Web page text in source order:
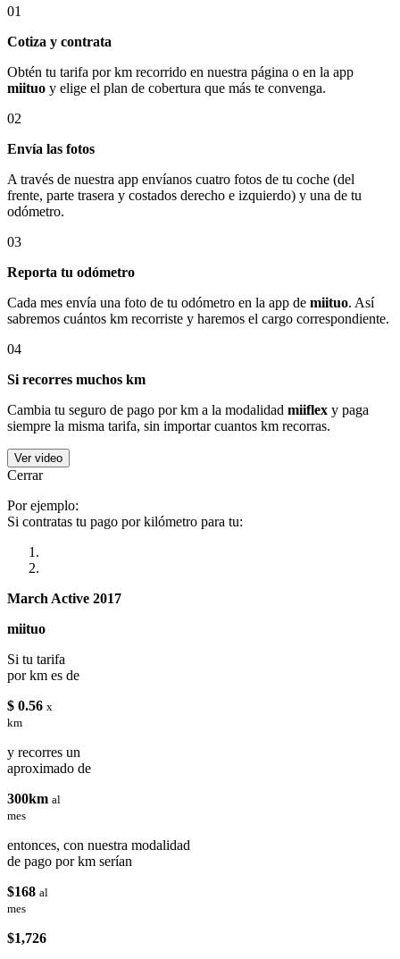
01
Cotiza y contrata
Obtén tu tarifa por km recorrido en nuestra página o en la app
miituo y elige el plan de cobertura que más te convenga.
02
Envía las fotos
A través de nuestra app envíanos cuatro fotos de tu coche (del
frente, parte trasera y costados derecho e izquierdo) y una de tu
odómetro.
03
Reporta tu odómetro
Cada mes envía una foto de tu odómetro en la app de miituo. Así
sabremos cuántos km recorriste y haremos el cargo correspondiente.
04
Si recorres muchos km
Cambia tu seguro de pago por km a la modalidad miiflex y paga
siempre la misma tarifa, sin importar cuantos km recorras.
Ver video
Cerrar
Por ejemplo:
Si contratas tu pago por kilómetro para tu:
March Active 2017
miituo
Si tu tarifa
por km es de
$ 0.56 x
km
y recorres un
aproximado de
300km al
mes
entonces, con nuestra modalidad
de pago por km serían
$168 al
mes
$1,726